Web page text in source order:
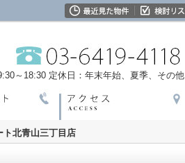
～18:30 定休日：年末年始、夏季、その他
ト北青山三丁目店